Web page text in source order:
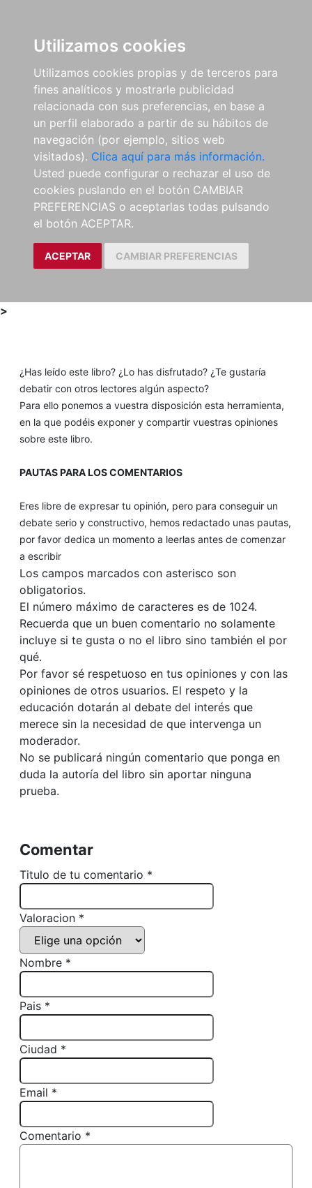
Utilizamos cookies
Utilizamos cookies propias y de terceros para
fines analíticos y mostrarle publicidad
relacionada con sus preferencias, en base a
un perfil elaborado a partir de su hábitos de
navegación (por ejemplo, sitios web
visitados). Clica aquí para más información.
Usted puede configurar o rechazar el uso de
cookies puslando en el botón CAMBIAR
PREFERENCIAS o aceptarlas todas pulsando
el botón ACEPTAR.
ACEPTAR CAMBIAR PREFERENCIAS
>
¿Has leído este libro? ¿Lo has disfrutado? ¿Te gustaría
debatir con otros lectores algún aspecto?
Para ello ponemos a vuestra disposición esta herramienta,
en la que podéis exponer y compartir vuestras opiniones
sobre este libro.
PAUTAS PARA LOS COMENTARIOS
Eres libre de expresar tu opinión, pero para conseguir un
debate serio y constructivo, hemos redactado unas pautas,
por favor dedica un momento a leerlas antes de comenzar
a escribir
Los campos marcados con asterisco son
obligatorios.
El número máximo de caracteres es de 1024.
Recuerda que un buen comentario no solamente
incluye si te gusta o no el libro sino también el por
qué.
Por favor sé respetuoso en tus opiniones y con las
opiniones de otros usuarios. El respeto y la
educación dotarán al debate del interés que
merece sin la necesidad de que intervenga un
moderador.
No se publicará ningún comentario que ponga en
duda la autoría del libro sin aportar ninguna
prueba.
Comentar
Titulo de tu comentario *
Valoracion *
Nombre *
Pais *
Ciudad *
Email *
Comentario *